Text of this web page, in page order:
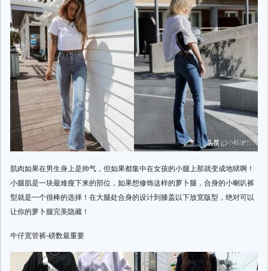
肌肉如果在男生身上是帅气，但如果都集中在女孩的小腿上那就变成地狱啊！
小腿肌是一块最难瘦下来的部位，如果想修饰这样的萝卜腿，合身的小喇叭裤
型就是一个很棒的选择！在大腿处合身的设计到膝盖以下放宽版型，绝对可以
让你的萝卜腿完美隐藏！
牛仔宽管裤-磅数最重要